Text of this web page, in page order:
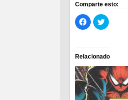
Comparte esto:
Haz
clic
para
Facebook
(Se
abre
en
una
ventana
nueva)
Haz
clic
Twitter
(Se
abre
en
una
ventana
nueva)
Relacionado